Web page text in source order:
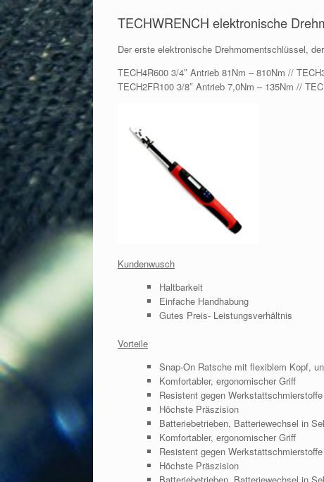
TECHWRENCH elektronische
Der erste elektronische Drehmomentschlüssel,
TECH4R600 3/4″ Antrieb 81Nm – 810Nm //
TECH2FR100 3/8″ Antrieb 7,0Nm – 135Nm //
Kundenwusch
Haltbarkeit
Einfache Handhabung
Gutes Preis- Leistungsverhältnis
Vorteile
Snap-On Ratsche mit flexiblem Kopf,
Komfortabler, ergonomischer Griff
Resistent gegen Werkstattschmierstoffe
Höchste Präszision
Batteriebetrieben, Batteriewechsel in
Komfortabler, ergonomischer Griff
Resistent gegen Werkstattschmierstoffe
Höchste Präszision
Batteriebetrieben, Batteriewechsel in